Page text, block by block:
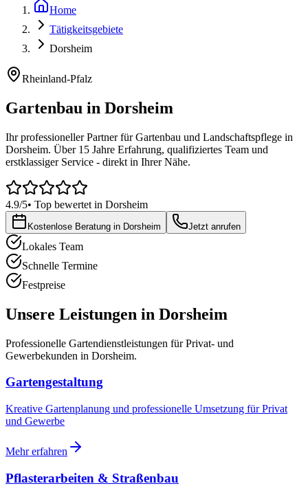
Home
Tätigkeitsgebiete
Dorsheim
Rheinland-Pfalz
Gartenbau in Dorsheim
Ihr professioneller Partner für Gartenbau und Landschaftspflege in
Dorsheim. Über 15 Jahre Erfahrung, qualifiziertes Team und
erstklassiger Service - direkt in Ihrer Nähe.
4.9/5• Top bewertet in Dorsheim
Kostenlose Beratung in Dorsheim Jetzt anrufen
Lokales Team
Schnelle Termine
Festpreise
Unsere Leistungen in Dorsheim
Professionelle Gartendienstleistungen für Privat- und
Gewerbekunden in Dorsheim.
Gartengestaltung
Kreative Gartenplanung und professionelle Umsetzung für Privat
und Gewerbe
Mehr erfahren
Pflasterarbeiten & Straßenbau